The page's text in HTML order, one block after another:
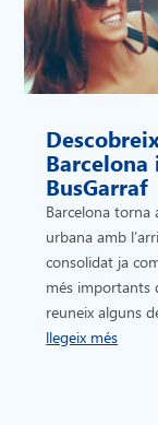
BusGarraf
Barcelona torna
urbana amb
consolidat ja
més importants
reuneix alguns
llegeix més